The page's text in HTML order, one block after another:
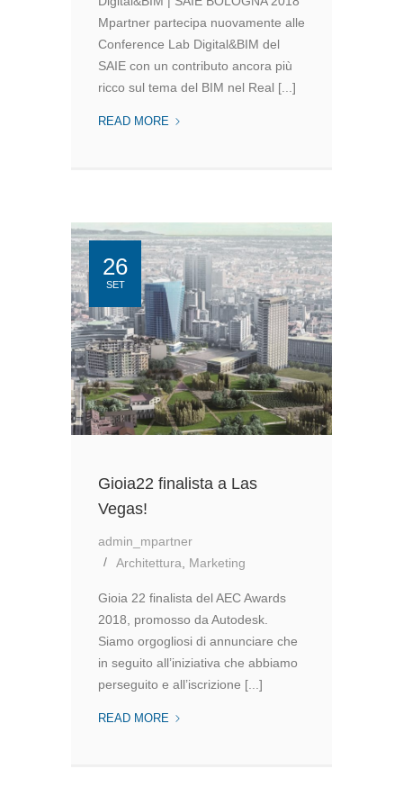
Mpartner partecipa nuovamente alle
Conference Lab Digital&BIM del
SAIE con un contributo ancora più
ricco sul tema del BIM nel Real [...]
READ MORE
26
SET
Gioia22 finalista a Las
Vegas!
admin_mpartner
Architettura
Marketing
Gioia 22 finalista del AEC Awards
2018, promosso da Autodesk.
Siamo orgogliosi di annunciare che
in seguito all’iniziativa che abbiamo
perseguito e all’iscrizione [...]
READ MORE